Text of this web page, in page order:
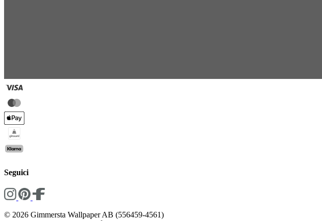
Seguici
© 2026 Gimmersta Wallpaper AB (556459-4561)